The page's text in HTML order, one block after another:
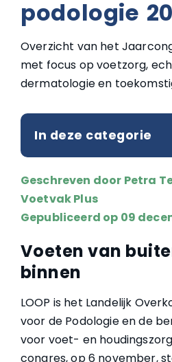
podologie
Overzicht van het
met focus op voetzorg,
dermatologie en
In deze categorie
Geschreven door Petra
Voetvak Plus
Gepubliceerd op 09
Voeten van
binnen
LOOP is het Landelijk
voor de Podologie en de
voor voet- en
congres, op 6 november,